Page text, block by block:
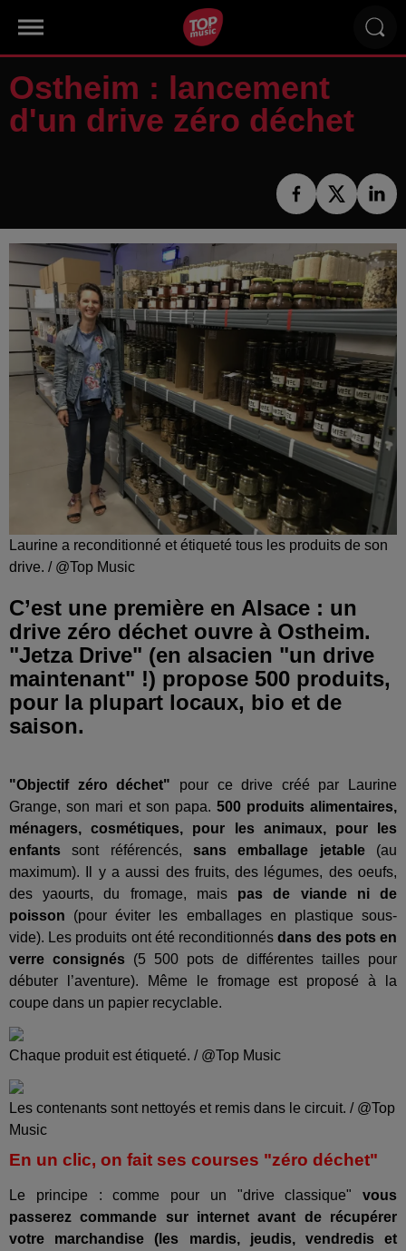
Ostheim : lancement
d'un drive zéro déchet
Laurine a reconditionné et étiqueté tous les produits de son
drive. / @Top Music
C’est une première en Alsace : un
drive zéro déchet ouvre à Ostheim.
"Jetza Drive" (en alsacien "un drive
maintenant" !) propose 500 produits,
pour la plupart locaux, bio et de
saison.
"Objectif zéro déchet" pour ce drive créé par Laurine
Grange, son mari et son papa. 500 produits alimentaires,
ménagers, cosmétiques, pour les animaux, pour les
enfants sont référencés, sans emballage jetable(au
maximum). Il y a aussi des fruits, des légumes, des oeufs,
des yaourts, du fromage, mais pas de viande ni de
poisson (pour éviter les emballages en plastique sous-
vide). Les produits ont été reconditionnésdans des pots en
verre consignés (5 500 pots de différentes tailles pour
débuter l’aventure). Même le fromage est proposé à la
coupe dans un papier recyclable.
Chaque produit est étiqueté. / @Top Music
Les contenants sont nettoyés et remis dans le circuit. / @Top
Music
En un clic, on fait ses courses "zéro déchet"
Le principe : comme pour un "drive classique" vous
passerez commande sur internet avant de récupérer
votre marchandise (les mardis, jeudis, vendredis et